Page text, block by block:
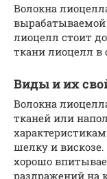
Волокна
вырабатываемой
лиоцелл стоит
ткани лиоцелл в
Виды и их
Волокна
тканей или
шелку и
хорошо
раздражений на